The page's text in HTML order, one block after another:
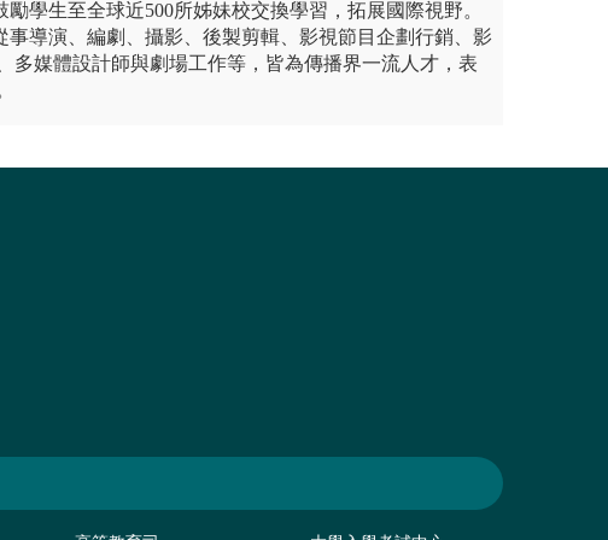
勵學生至全球近500所姊妹校交換學習，拓展國際視野。
事導演、編劇、攝影、後製剪輯、影視節目企劃行銷、影
多媒體設計師與劇場工作等，皆為傳播界一流人才，表